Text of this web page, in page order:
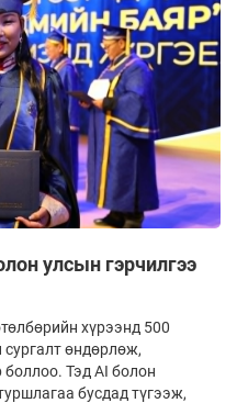
улсын гэрчилгээ
хүрээнд 500
сургалт өндөрлөж,
Тэд AI болон
бусдад түгээж,